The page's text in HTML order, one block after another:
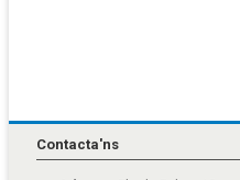
Contacta'ns